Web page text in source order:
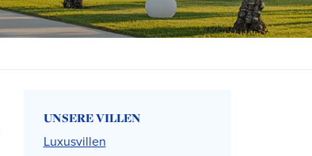
UNSERE VILLEN
Luxusvillen